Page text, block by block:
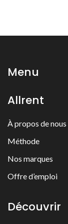
Menu
Allrent
À propos de nous
Méthode
Nos marques
Offre d’emploi
Découvrir